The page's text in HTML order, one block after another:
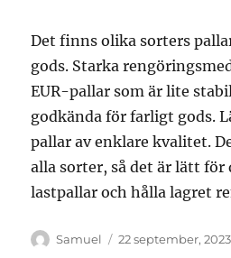
Det finns olika sorters
gods. Starka
EUR-pallar som är lite
godkända för farligt gods.
pallar av enklare kvalitet.
alla sorter, så det är lätt för
lastpallar och hålla lagret
Författare
Samuel
Publicerat
22 september, 2023